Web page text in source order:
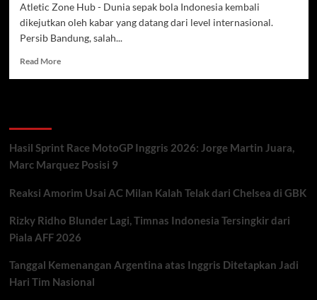
Atletic Zone Hub - Dunia sepak bola Indonesia kembali
dikejutkan oleh kabar yang datang dari level internasional.
Persib Bandung, salah...
Read MoreRead
FIFA,
Transfer
Terancam
Hasil Sprint Race MotoGP Inggris 2026: Jorge Martin Juara,
Marc Marquez Posisi 9
Reaksi Amorim Usai AC Milan Kalah Telak dari Chelsea di GBK
Rizky Ridho Blunder Lagi, Timnas Indonesia Tersingkir dari
Piala AFF 2026
Tanggal Kemenangan Argentina atas Inggris Ditetapkan Jadi
Hari Tim Nasional